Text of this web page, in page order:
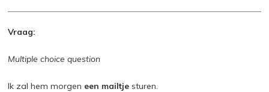
Vraag:
Multiple choice question
Ik zal hem morgen een mailtje sturen.